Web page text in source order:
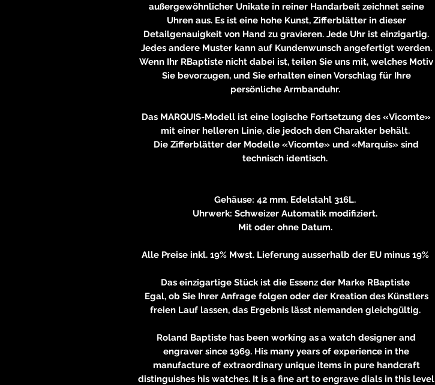
außergewöhnlicher Unikate in reiner Handarbeit zeichnet seine
Uhren aus. Es ist eine hohe Kunst, Zifferblätter in dieser
Detailgenauigkeit von Hand zu gravieren. Jede Uhr ist einzigartig.
Jedes andere Muster kann auf Kundenwunsch angefertigt werden.
Wenn Ihr RBaptiste nicht dabei ist, teilen Sie uns mit, welches Motiv
Sie bevorzugen, und Sie erhalten einen Vorschlag für Ihre
persönliche Armbanduhr.
Das MARQUIS-Modell ist eine logische Fortsetzung des «Vicomte»
mit einer helleren Linie, die jedoch den Charakter behält.
Die Zifferblätter der Modelle «Vicomte» und «Marquis» sind
technisch identisch.
Gehäuse: 42 mm. Edelstahl 316L.
Uhrwerk: Schweizer Automatik modifiziert.
Mit oder ohne Datum.
Alle Preise inkl. 19% Mwst. Lieferung ausserhalb der EU minus 19%
Das einzigartige Stück ist die Essenz der Marke RBaptiste
Egal, ob Sie Ihrer Anfrage folgen oder der Kreation des Künstlers
freien Lauf lassen, das Ergebnis lässt niemanden gleichgültig.
Roland Baptiste has been working as a watch designer and
engraver since 1969. His many years of experience in the
manufacture of extraordinary unique items in pure handcraft
distinguishes his watches. It is a fine art to engrave dials in this level